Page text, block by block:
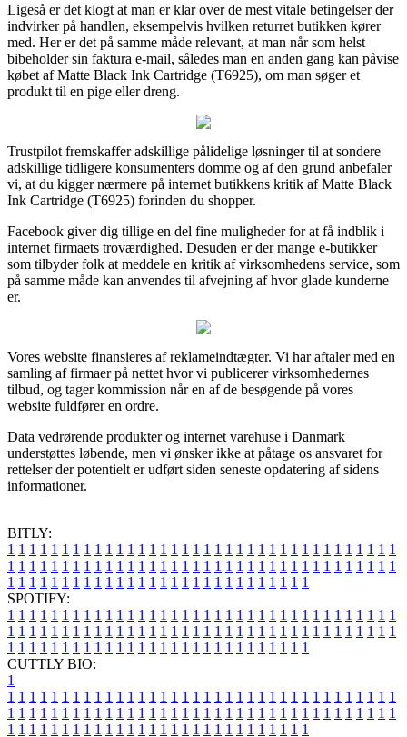
Ligeså er det klogt at man er klar over de mest vitale betingelser der
indvirker på handlen, eksempelvis hvilken returret butikken kører
med. Her er det på samme måde relevant, at man når som helst
bibeholder sin faktura e-mail, således man en anden gang kan påvise
købet af Matte Black Ink Cartridge (T6925), om man søger et
produkt til en pige eller dreng.
Trustpilot fremskaffer adskillige pålidelige løsninger til at sondere
adskillige tidligere konsumenters domme og af den grund anbefaler
vi, at du kigger nærmere på internet butikkens kritik af Matte Black
Ink Cartridge (T6925) forinden du shopper.
Facebook giver dig tillige en del fine muligheder for at få indblik i
internet firmaets troværdighed. Desuden er der mange e-butikker
som tilbyder folk at meddele en kritik af virksomhedens service, som
på samme måde kan anvendes til afvejning af hvor glade kunderne
er.
Vores website finansieres af reklameindtægter. Vi har aftaler med en
samling af firmaer på nettet hvor vi publicerer virksomhedernes
tilbud, og tager kommission når en af de besøgende på vores
website fuldfører en ordre.
Data vedrørende produkter og internet varehuse i Danmark
understøttes løbende, men vi ønsker ikke at påtage os ansvaret for
rettelser der potentielt er udført siden seneste opdatering af sidens
informationer.
BITLY:
1 1 1 1 1 1 1 1 1 1 1 1 1 1 1 1 1 1 1 1 1 1 1 1 1 1 1 1 1 1 1 1 1 1 1 1
1 1 1 1 1 1 1 1 1 1 1 1 1 1 1 1 1 1 1 1 1 1 1 1 1 1 1 1 1 1 1 1 1 1 1 1
1 1 1 1 1 1 1 1 1 1 1 1 1 1 1 1 1 1 1 1 1 1 1 1 1 1 1 1
SPOTIFY:
1 1 1 1 1 1 1 1 1 1 1 1 1 1 1 1 1 1 1 1 1 1 1 1 1 1 1 1 1 1 1 1 1 1 1 1
1 1 1 1 1 1 1 1 1 1 1 1 1 1 1 1 1 1 1 1 1 1 1 1 1 1 1 1 1 1 1 1 1 1 1 1
1 1 1 1 1 1 1 1 1 1 1 1 1 1 1 1 1 1 1 1 1 1 1 1 1 1 1 1
CUTTLY BIO:
1
1 1 1 1 1 1 1 1 1 1 1 1 1 1 1 1 1 1 1 1 1 1 1 1 1 1 1 1 1 1 1 1 1 1 1 1
1 1 1 1 1 1 1 1 1 1 1 1 1 1 1 1 1 1 1 1 1 1 1 1 1 1 1 1 1 1 1 1 1 1 1 1
1 1 1 1 1 1 1 1 1 1 1 1 1 1 1 1 1 1 1 1 1 1 1 1 1 1 1 1